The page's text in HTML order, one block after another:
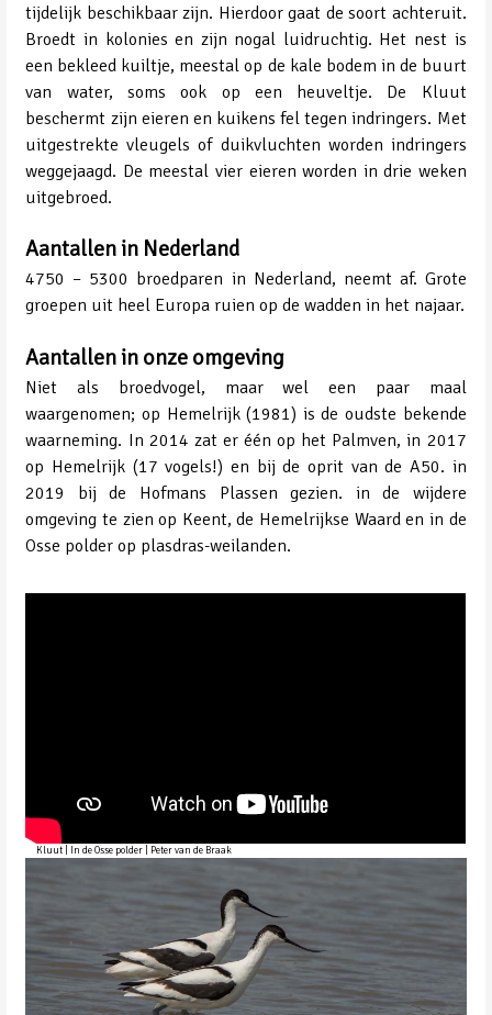
tijdelijk beschikbaar zijn. Hierdoor gaat de soort achteruit.
Broedt in kolonies en zijn nogal luidruchtig. Het nest is
een bekleed kuiltje, meestal op de kale bodem in de buurt
van water, soms ook op een heuveltje. De Kluut
beschermt zijn eieren en kuikens fel tegen indringers. Met
uitgestrekte vleugels of duikvluchten worden indringers
weggejaagd. De meestal vier eieren worden in drie weken
uitgebroed.
Aantallen in Nederland
4750 – 5300 broedparen in Nederland, neemt af. Grote
groepen uit heel Europa ruien op de wadden in het najaar.
Aantallen in onze omgeving
Niet als broedvogel, maar wel een paar maal
waargenomen; op Hemelrijk (1981) is de oudste bekende
waarneming. In 2014 zat er één op het Palmven, in 2017
op Hemelrijk (17 vogels!) en bij de oprit van de A50. in
2019 bij de Hofmans Plassen gezien. in de wijdere
omgeving te zien op Keent, de Hemelrijkse Waard en in de
Osse polder op plasdras-weilanden.
Kluut | In de Osse polder | Peter van de Braak